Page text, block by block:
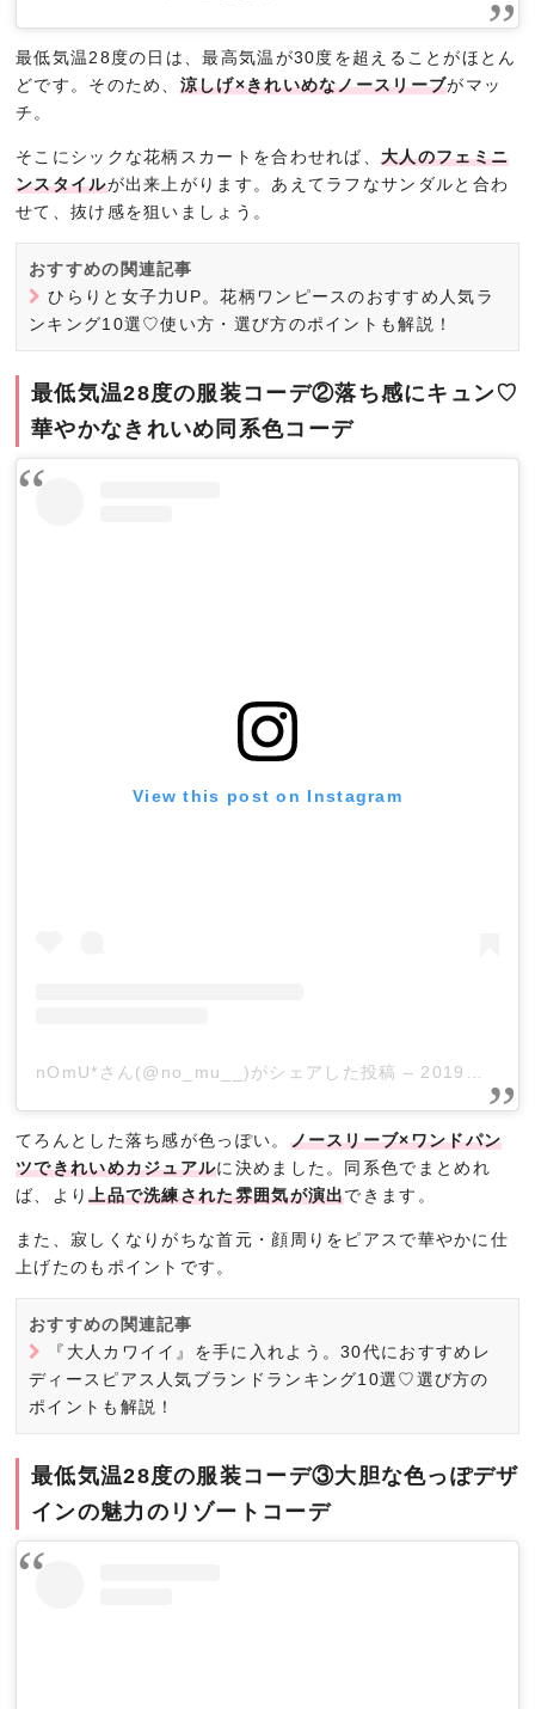
最低気温28度の日は、最高気温が30度を超えることがほとん
どです。そのため、 涼しげ×きれいめなノースリーブがマッ
チ。
そこにシックな花柄スカートを合わせれば、 大人のフェミニ
ンスタイルが出来上がります。あえてラフなサンダルと合わ
せて、抜け感を狙いましょう。
おすすめの関連記事
ひらりと女子力UP。花柄ワンピースのおすすめ人気ラ
ンキング10選♡使い方・選び方のポイントも解説！
最低気温28度の服装コーデ②落ち感にキュン♡
華やかなきれいめ同系色コーデ
View this post on Instagram
nOmU*さん(@no_mu__)がシェアした投稿 – 2019年 4月月29日午前5時20分PDT
てろんとした落ち感が色っぽい。 ノースリーブ×ワンドパン
ツできれいめカジュアルに決めました。同系色でまとめれ
ば、より上品で洗練された雰囲気が演出できます。
また、寂しくなりがちな首元・顔周りをピアスで華やかに仕
上げたのもポイントです。
おすすめの関連記事
『大人カワイイ』を手に入れよう。30代におすすめレ
ディースピアス人気ブランドランキング10選♡選び方の
ポイントも解説！
最低気温28度の服装コーデ③大胆な色っぽデザ
インの魅力のリゾートコーデ